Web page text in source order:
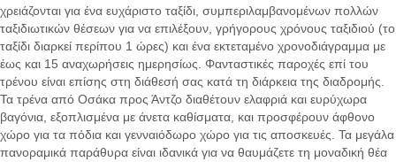
χρειάζονται για ένα ευχάριστο ταξίδι, συμπεριλαμβανομένων πολλών
ταξιδιωτικών θέσεων για να επιλέξουν, γρήγορους χρόνους ταξιδιού (το
ταξίδι διαρκεί περίπου 1 ώρες) και ένα εκτεταμένο χρονοδιάγραμμα με
έως και 15 αναχωρήσεις ημερησίως. Φανταστικές παροχές επί του
τρένου είναι επίσης στη διάθεσή σας κατά τη διάρκεια της διαδρομής.
Τα τρένα από Οσάκα προς Άντζο διαθέτουν ελαφριά και ευρύχωρα
βαγόνια, εξοπλισμένα με άνετα καθίσματα, και προσφέρουν άφθονο
χώρο για τα πόδια και γενναιόδωρο χώρο για τις αποσκευές. Τα μεγάλα
πανοραμικά παράθυρα είναι ιδανικά για να θαυμάζετε τη μοναδική θέα